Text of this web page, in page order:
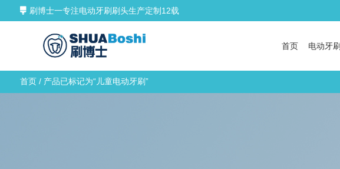
刷博士一专注电动牙刷刷头生产定制12载
首页 电动牙刷
首页/ 产品已标记为“儿童电动牙刷”